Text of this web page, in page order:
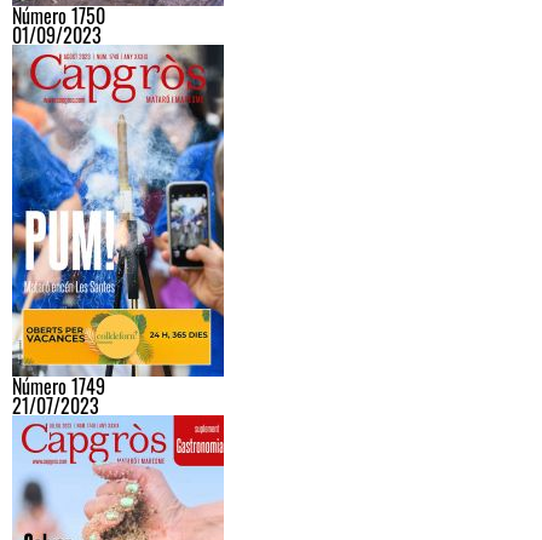
Número 1750
01/09/2023
Número 1749
21/07/2023